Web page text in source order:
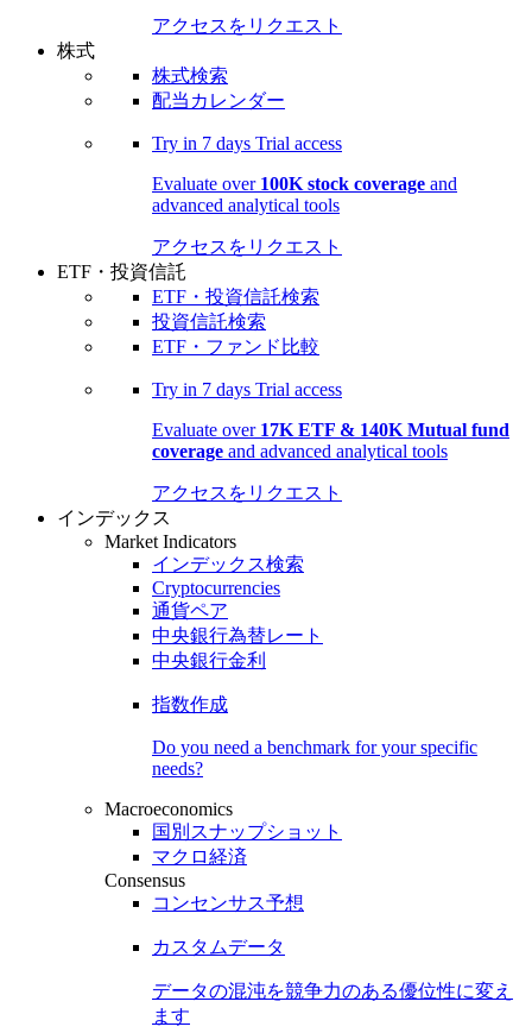
アクセスをリクエスト
株式
株式検索
配当カレンダー
Try in 7 days Trial access
Evaluate over 100K stock coverage and
advanced analytical tools
アクセスをリクエスト
ETF・投資信託
ETF・投資信託検索
投資信託検索
ETF・ファンド比較
Try in 7 days Trial access
Evaluate over 17K ETF & 140K Mutual fund
coverage and advanced analytical tools
アクセスをリクエスト
インデックス
Market Indicators
インデックス検索
Cryptocurrencies
通貨ペア
中央銀行為替レート
中央銀行金利
指数作成
Do you need a benchmark for your specific
needs?
Macroeconomics
国別スナップショット
マクロ経済
Consensus
コンセンサス予想
カスタムデータ
データの混沌を競争力のある優位性に変え
ます